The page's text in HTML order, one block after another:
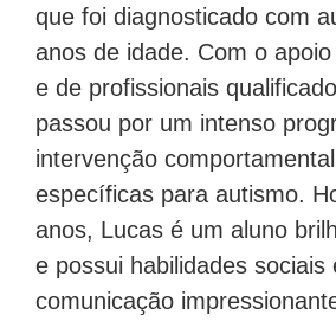
que foi diagnosticado com
anos de idade. Com o
e de profissionais
passou por um intenso
intervenção
específicas para autismo.
anos, Lucas é um aluno
e possui habilidades sociais
comunicação